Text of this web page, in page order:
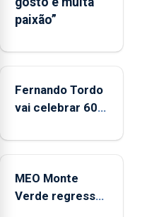
CPUE
entre
e
paixão”
Fernando Tordo
vai celebrar 60
no Coliseu
MEO Monte
Verde regressa